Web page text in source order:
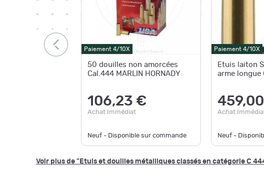
Paiement 4/10X
50 douilles non amorcées
Cal.444 MARLIN HORNADY
106,23 €
Achat Immédiat
Neuf - Disponible sur commande
Paiement 4/10X
Etuis laiton
arme longue
Achat
Neuf -
Voir plus de "Etuis et douilles métalliques classés en catégorie C